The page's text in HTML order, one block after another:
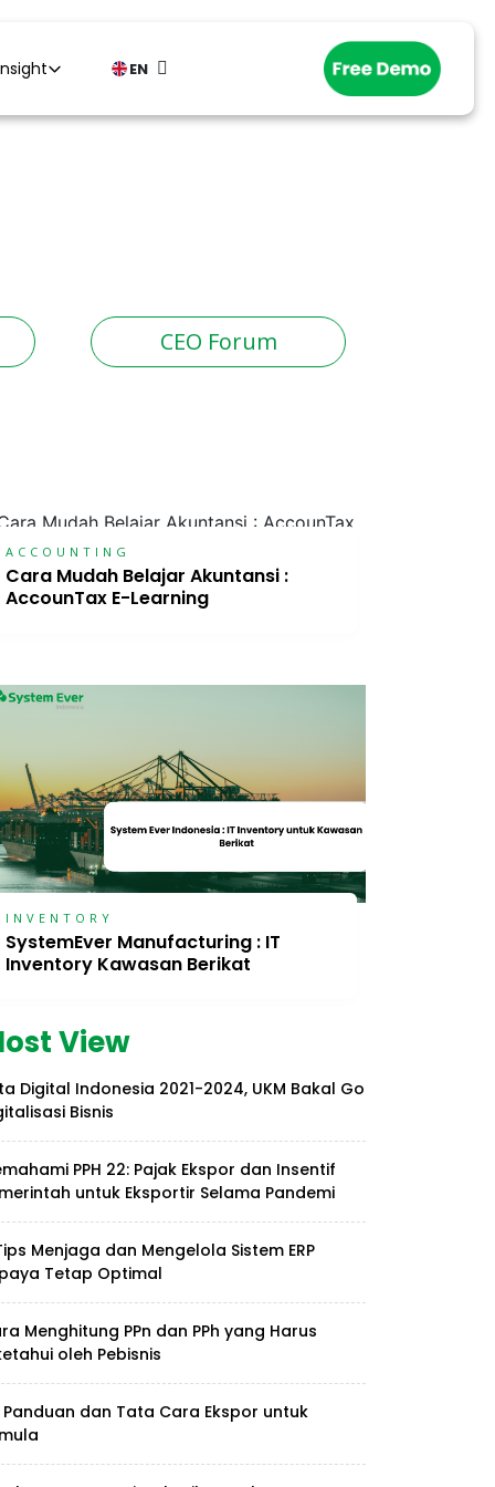
EN
CEO Forum
Rasio
Tops Korean Quality
ACCOUNTING
Cara Mudah Belajar Akuntansi :
AccounTax E-Learning
INVENTORY
SystemEver Manufacturing : IT
Inventory Kawasan Berikat
View
Digital Indonesia 2021-2024, UKM Bakal Go
Bisnis
PPH 22: Pajak Ekspor dan Insentif
untuk Eksportir Selama Pandemi
Menjaga dan Mengelola Sistem ERP
Tetap Optimal
Menghitung PPn dan PPh yang Harus
oleh Pebisnis
Panduan dan Tata Cara Ekspor untuk